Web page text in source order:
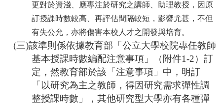
更對於資淺、應專注於研究之講師、助理教授，因原
訂授課時數較高、再評估間隔較短，影響尤甚，不但
有失公允，亦將傷害本校人才之開發與培育。
(三)該準則係依據教育部「公立大學校院專任教師
基本授課時數編配注意事項」（附件1-2）訂
定，然教育部於該「注意事項」中，明訂
「以研究為主之教師，得因研究需求彈性調
整授課時數」，其他研究型大學亦有各種彈